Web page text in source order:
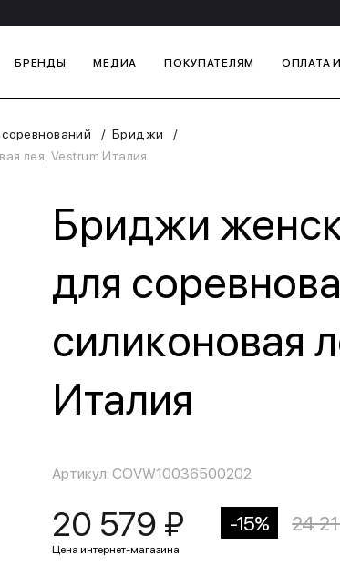
БРЕНДЫ МЕДИА ПОКУПАТЕЛЯМ ОПЛАТА
Бриджи
лея, Vestrum Италия
Бриджи
для
силиконовая
Италия
Артикул: COVW10036500202
20 579 ₽ -15% 24